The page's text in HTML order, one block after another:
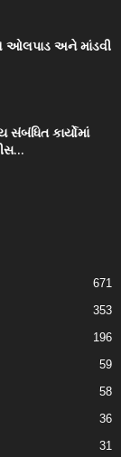
ઓલપાડ અને માંડવી
કાર્યોમાં
671
353
196
59
58
36
31